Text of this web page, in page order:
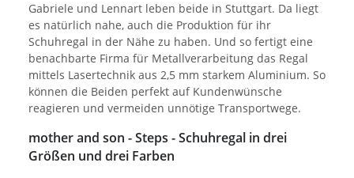
Gabriele und Lennart leben beide in Stuttgart. Da liegt
es natürlich nahe, auch die Produktion für ihr
Schuhregal in der Nähe zu haben. Und so fertigt eine
benachbarte Firma für Metallverarbeitung das Regal
mittels Lasertechnik aus 2,5 mm starkem Aluminium. So
können die Beiden perfekt auf Kundenwünsche
reagieren und vermeiden unnötige Transportwege.
mother and son - Steps - Schuhregal in drei
Größen und drei Farben